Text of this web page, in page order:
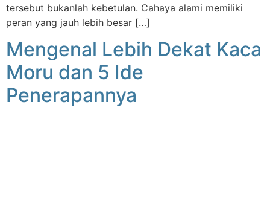
tersebut bukanlah kebetulan. Cahaya alami memiliki
peran yang jauh lebih besar […]
Mengenal Lebih Dekat Kaca
Moru dan 5 Ide
Penerapannya